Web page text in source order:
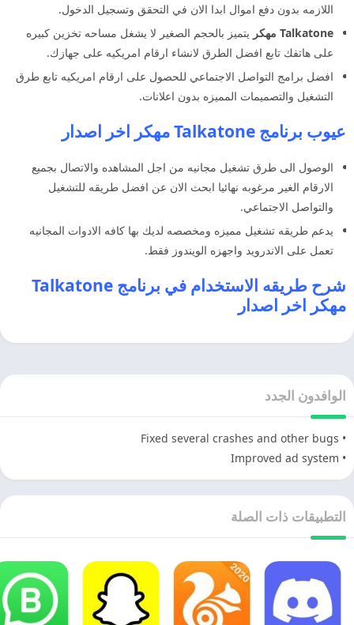
اللازمه بدون دفع اموال ابدا الان في التحقق وتسجيل الدخول.
Talkatone مهكر
يتميز بالحجم الصغير لا يشغل مساحه تخزين كبيره
على هاتفك تابع افضل الطرق لانشاء ارقام امريكيه على جهازك.
افضل برامج التواصل الاجتماعي للحصول على ارقام امريكيه تابع طرق
التشغيل والتصميمات المميزه بدون اعلانات.
عيوب برنامج Talkatone مهكر اخر اصدار
الوصول الى طرق تشغيل مجانيه من اجل المشاهده والاتصال بجميع
الارقام الغير مرغوبه نهائيا ابحث الان عن افضل طريقه للتشغيل
والتواصل الاجتماعي.
يدعم طريقه تشغيل مميزه ومخصصه لديك بها كافه الادوات المجانيه
تعمل على الاندرويد واجهزه الويندوز فقط.
شرح طريقه الاستخدام في برنامج Talkatone
مهكر اخر اصدار
الوافدون الجدد
• Fixed several crashes and other bugs
• Improved ad system
التطبيقات ذات الصلة